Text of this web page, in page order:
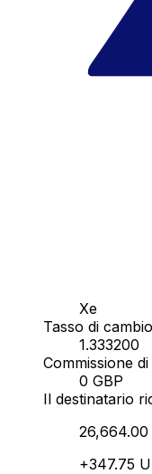
Xe
Tasso di cambio
1.333200
Commissione
0 GBP
Il destinatario
26,664.00
+347.75